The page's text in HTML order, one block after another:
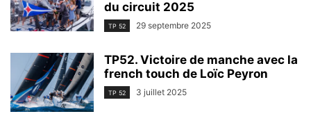
du circuit 2025
TP 52 29 septembre 2025
TP52. Victoire de manche avec la
french touch de Loïc Peyron
TP 52 3 juillet 2025